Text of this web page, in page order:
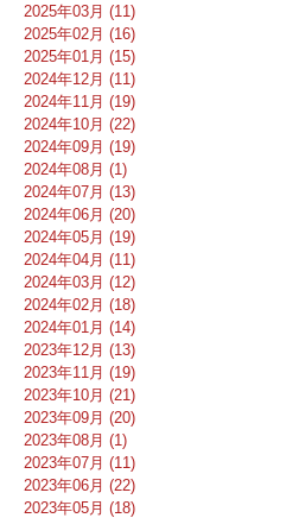
2025年03月 (11)
2025年02月 (16)
2025年01月 (15)
2024年12月 (11)
2024年11月 (19)
2024年10月 (22)
2024年09月 (19)
2024年08月 (1)
2024年07月 (13)
2024年06月 (20)
2024年05月 (19)
2024年04月 (11)
2024年03月 (12)
2024年02月 (18)
2024年01月 (14)
2023年12月 (13)
2023年11月 (19)
2023年10月 (21)
2023年09月 (20)
2023年08月 (1)
2023年07月 (11)
2023年06月 (22)
2023年05月 (18)